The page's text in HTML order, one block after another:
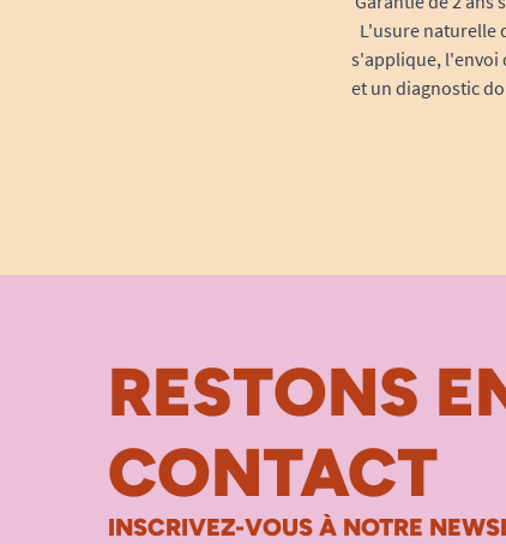
L'usure naturelle
s'applique, l'envoi
et un diagnostic
RESTONS
CONTACT
INSCRIVEZ-VOUS À NOTRE